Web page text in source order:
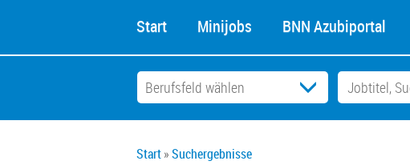
Start Minijobs BNN Azubiportal
Start Suchergebnisse